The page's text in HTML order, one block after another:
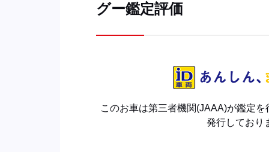
グー鑑定評価
このお車は第三者機関(JAAA)が鑑定
発行しており